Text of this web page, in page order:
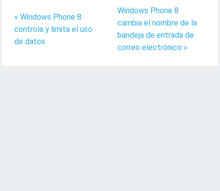
« Windows Phone 8
controla y limita el uso
de datos
Windows Phone 8
cambia el nombre de la
bandeja de entrada de
correo electrónico »